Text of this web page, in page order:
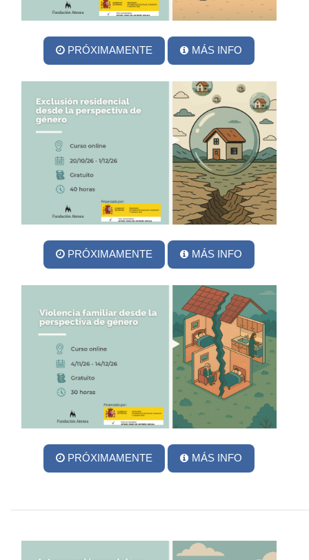
PRÓXIMAMENTE MÁS INFO
PRÓXIMAMENTE MÁS INFO
PRÓXIMAMENTE MÁS INFO